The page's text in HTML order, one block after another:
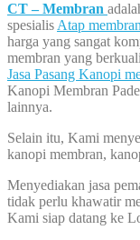
CT – Membran
spesialis Atap membran
harga yang sangat
membran yang
Jasa Pasang Kanopi
Kanopi Membran
lainnya.
Selain itu, Kami
kanopi membran,
Menyediakan jasa
tidak perlu khawatir
Kami siap datang ke